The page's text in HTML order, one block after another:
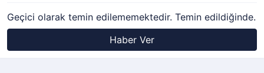
Geçici olarak temin edilememektedir. Temin edildiğinde.
Haber Ver